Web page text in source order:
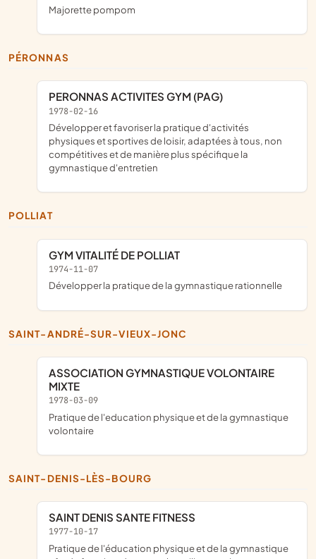
majorette pompom
PÉRONNAS
PERONNAS ACTIVITES GYM (PAG)
1978-02-16
développer et favoriser la pratique d'activités
physiques et sportives de loisir, adaptées à tous, non
compétitives et de manière plus spécifique la
gymnastique d'entretien
POLLIAT
GYM VITALITÉ DE POLLIAT
1974-11-07
développer la pratique de la gymnastique rationnelle
SAINT-ANDRÉ-SUR-VIEUX-JONC
ASSOCIATION GYMNASTIQUE VOLONTAIRE
MIXTE
1978-03-09
pratique de l'education physique et de la gymnastique
volontaire
SAINT-DENIS-LÈS-BOURG
SAINT DENIS SANTE FITNESS
1977-10-17
pratique de l'éducation physique et de la gymnastique